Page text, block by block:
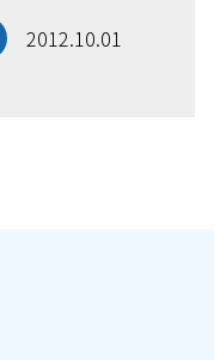
2012.10.01